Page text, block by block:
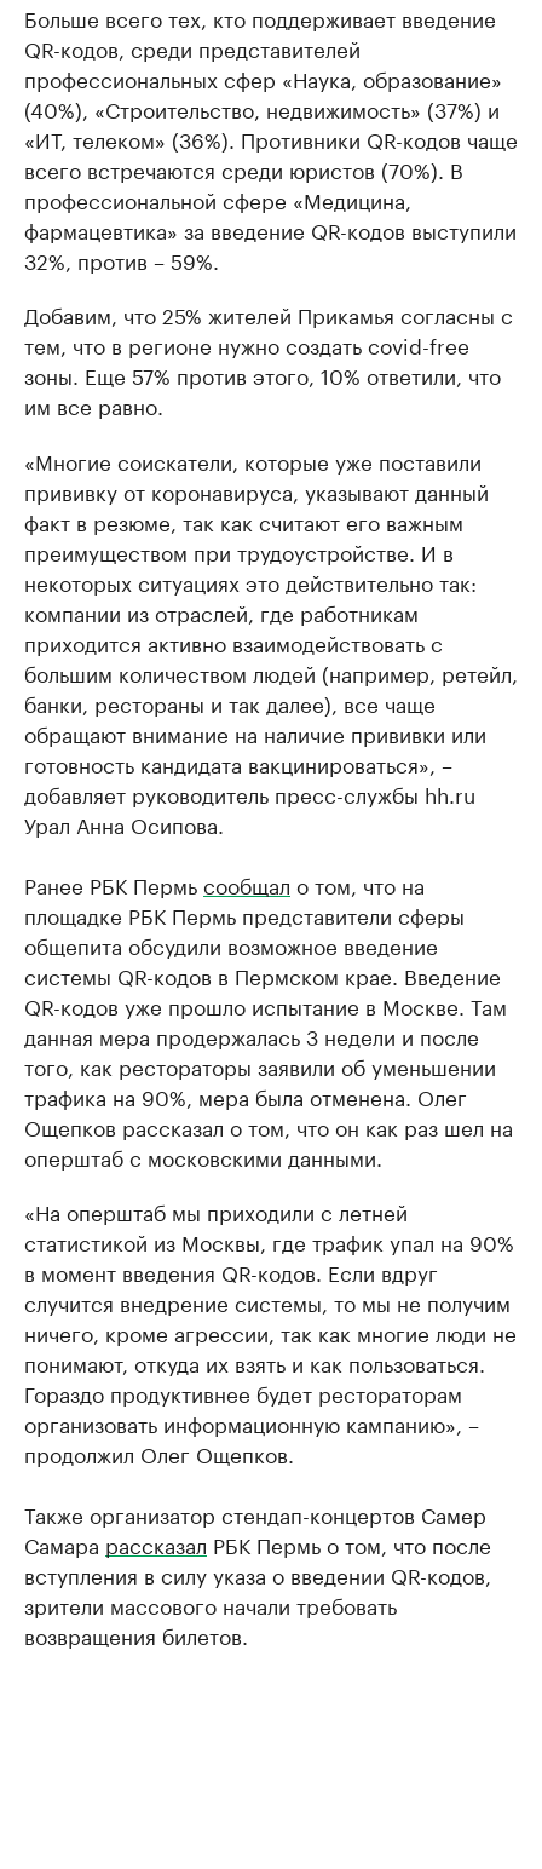
Больше всего тех, кто поддерживает введение
QR-кодов, среди представителей
профессиональных сфер «Наука, образование»
(40%), «Строительство, недвижимость» (37%) и
«ИТ, телеком» (36%). Противники QR-кодов чаще
всего встречаются среди юристов (70%). В
профессиональной сфере «Медицина,
фармацевтика» за введение QR-кодов выступили
32%, против – 59%.
Добавим, что 25% жителей Прикамья согласны с
тем, что в регионе нужно создать covid-free
зоны. Еще 57% против этого, 10% ответили, что
им все равно.
«Многие соискатели, которые уже поставили
прививку от коронавируса, указывают данный
факт в резюме, так как считают его важным
преимуществом при трудоустройстве. И в
некоторых ситуациях это действительно так:
компании из отраслей, где работникам
приходится активно взаимодействовать с
большим количеством людей (например, ретейл,
банки, рестораны и так далее), все чаще
обращают внимание на наличие прививки или
готовность кандидата вакцинироваться», –
добавляет руководитель пресс-службы hh.ru
Урал Анна Осипова.
Ранее РБК Пермьсообщал о том, что на
площадке РБК Пермь представители сферы
общепита обсудили возможное введение
системы QR-кодов в Пермском крае. Введение
QR-кодов уже прошло испытание в Москве. Там
данная мера продержалась 3 недели и после
того, как рестораторы заявили об уменьшении
трафика на 90%, мера была отменена. Олег
Ощепков рассказал о том, что он как раз шел на
оперштаб с московскими данными.
«На оперштаб мы приходили с летней
статистикой из Москвы, где трафик упал на 90%
в момент введения QR-кодов. Если вдруг
случится внедрение системы, то мы не получим
ничего, кроме агрессии, так как многие люди не
понимают, откуда их взять и как пользоваться.
Гораздо продуктивнее будет рестораторам
организовать информационную кампанию», –
продолжил Олег Ощепков.
Также организатор стендап-концертов Самер
Самара рассказал РБК Пермь о том, что после
вступления в силу указа о введении QR-кодов,
зрители массового начали требовать
возвращения билетов.